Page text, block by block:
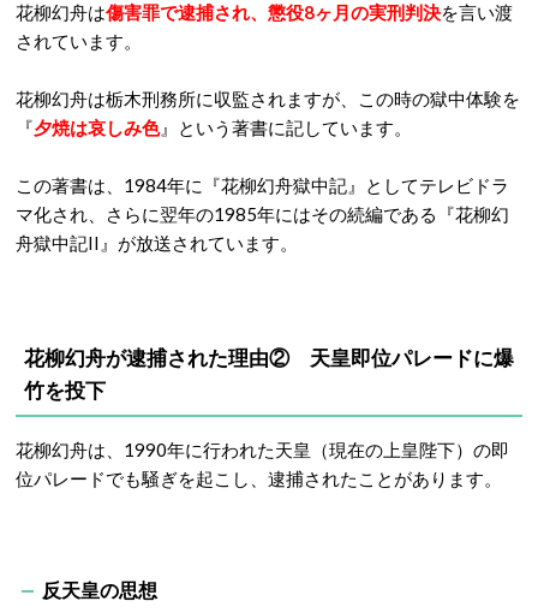
花柳幻舟は傷害罪で逮捕され、懲役8ヶ月の実刑判決を言い渡
されています。
花柳幻舟は栃木刑務所に収監されますが、この時の獄中体験を
『夕焼は哀しみ色』という著書に記しています。
この著書は、1984年に『花柳幻舟獄中記』としてテレビドラ
マ化され、さらに翌年の1985年にはその続編である『花柳幻
舟獄中記II』が放送されています。
花柳幻舟が逮捕された理由② 天皇即位パレードに爆
竹を投下
花柳幻舟は、1990年に行われた天皇（現在の上皇陛下）の即
位パレードでも騒ぎを起こし、逮捕されたことがあります。
反天皇の思想